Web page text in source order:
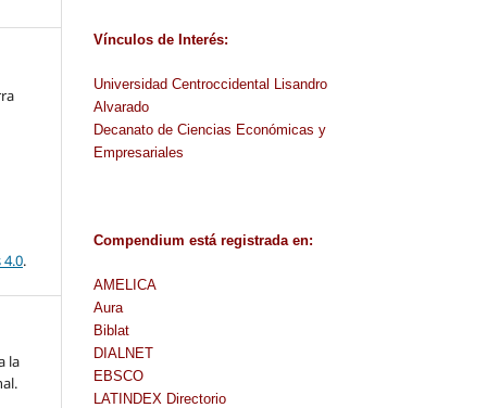
.
la
Vínculos de Interés:
Universidad Centroccidental Lisandro
Alvarado
Decanato de Ciencias Económicas y
Empresariales
Compendium está registrada en:
AMELICA
Aura
Biblat
DIALNET
EBSCO
LATINDEX Directorio